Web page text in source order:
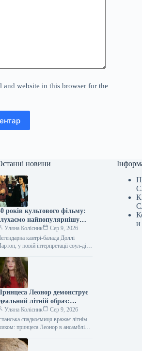
and website in this browser for the
новини
років культового фільму:
найпопулярнішу
з 1,3 млрд переглядів
Уляна Колісник
Сер 9, 2026
кантрі-балада Доллі
у новій інтерпретації соул-діви
найуспішнішого саундтреку світу,
продавши приголомшливі 44 мільйони
Леонор демонструє
літній образ:
та повторюємо
Уляна Колісник
Сер 9, 2026
спадкоємиця вражає літнім
принцеса Леонор в ансамблі
старша донька королеви
и